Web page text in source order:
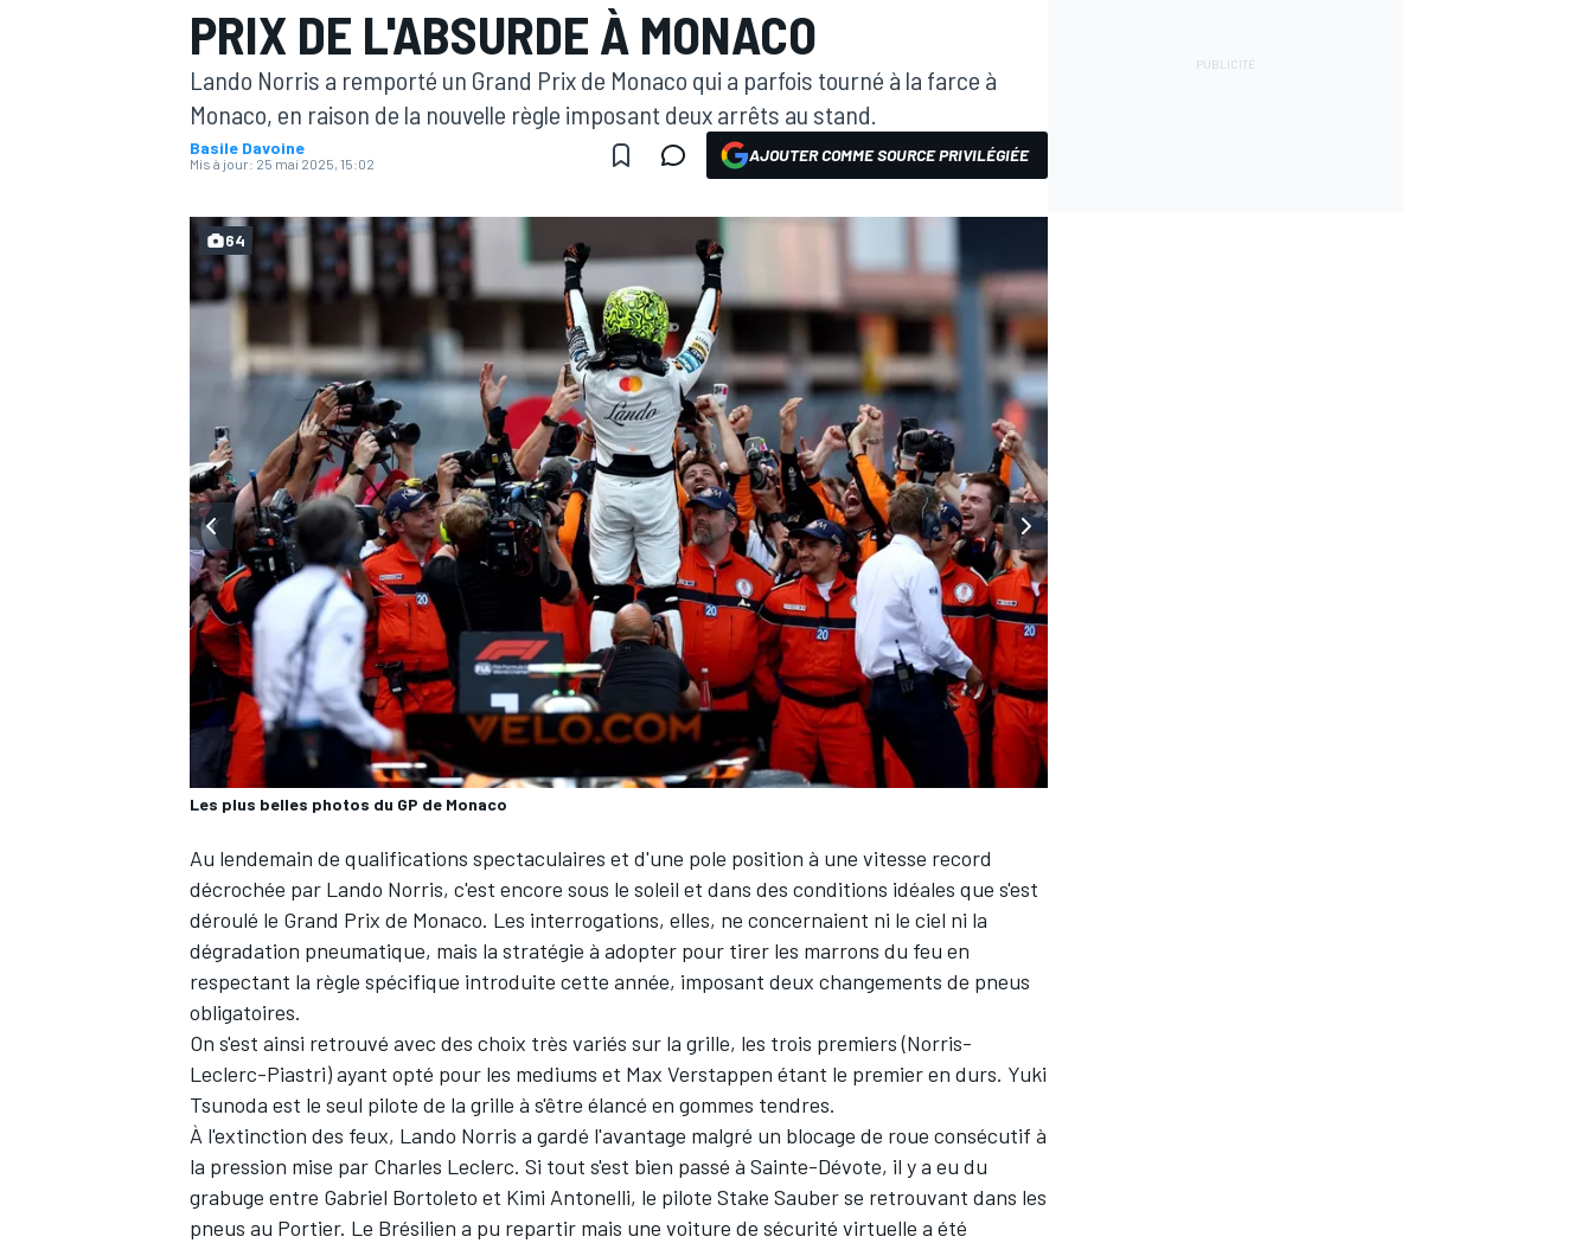
WRC
WEC
PRIX DE L'ABSURDE À MONACO
Lando Norris a remporté un Grand Prix de Monaco qui a parfois tourné à la farce à
Monaco, en raison de la nouvelle règle imposant deux arrêts au stand.
Basile Davoine
Mis à jour: 25 mai 2025, 15:02 AJOUTER COMME SOURCE PRIVILÉGIÉE
Les plus belles photos du GP de Monaco
64
Au lendemain de qualifications spectaculaires et d'une pole position à une vitesse record
décrochée par Lando Norris, c'est encore sous le soleil et dans des conditions idéales que s'est
déroulé le Grand Prix de Monaco. Les interrogations, elles, ne concernaient ni le ciel ni la
dégradation pneumatique, mais la stratégie à adopter pour tirer les marrons du feu en
respectant la règle spécifique introduite cette année, imposant deux changements de pneus
obligatoires.
On s'est ainsi retrouvé avec des choix très variés sur la grille, les trois premiers (Norris-
Leclerc-Piastri) ayant opté pour les mediums et Max Verstappen étant le premier en durs. Yuki
Tsunoda est le seul pilote de la grille à s'être élancé en gommes tendres.
À l'extinction des feux, Lando Norris a gardé l'avantage malgré un blocage de roue consécutif à
la pression mise par Charles Leclerc. Si tout s'est bien passé à Sainte-Dévote, il y a eu du
grabuge entre Gabriel Bortoleto et Kimi Antonelli, le pilote Stake Sauber se retrouvant dans les
pneus au Portier. Le Brésilien a pu repartir mais une voiture de sécurité virtuelle a été